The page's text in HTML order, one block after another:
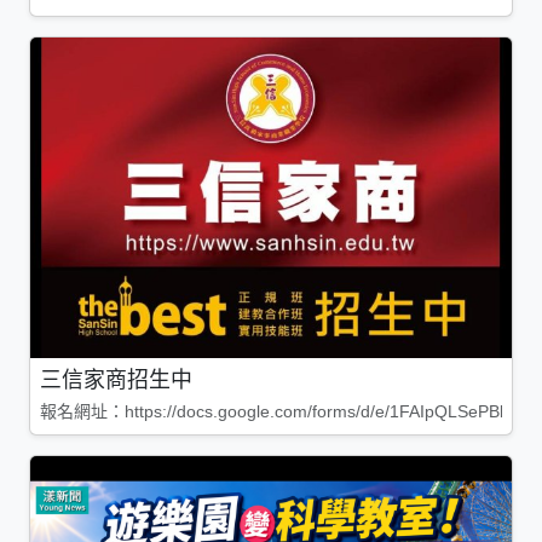
三信家商招生中
報名網址：https://docs.google.com/forms/d/e/